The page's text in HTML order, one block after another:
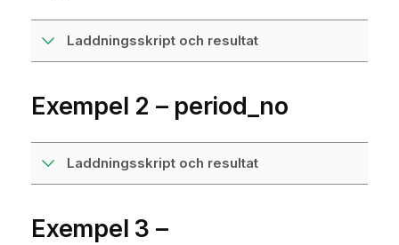
Laddningsskript och resultat
Exempel 2 – period_no
Laddningsskript och resultat
Exempel 3 –